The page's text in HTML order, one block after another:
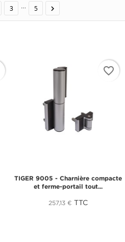
3 … 5 
TIGER 9005 - Charnière compacte
et ferme-portail tout...
257,13 € TTC
favorite_border